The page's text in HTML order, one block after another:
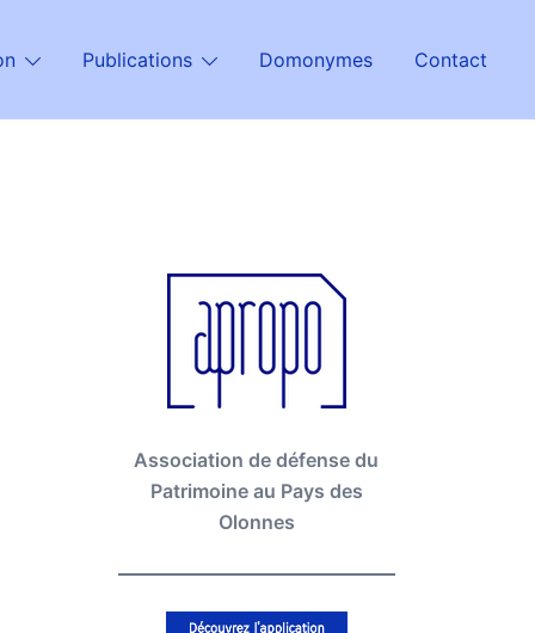
Publications Domonymes Contact
Association de défense du
Patrimoine au Pays des
Olonnes